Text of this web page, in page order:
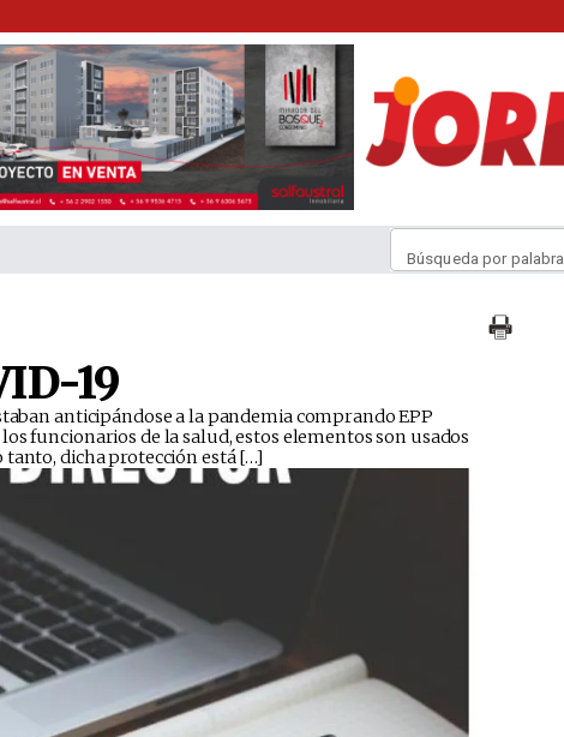
Búsqueda por palabra
19
anticipándose a la pandemia comprando EPP
funcionarios de la salud, estos elementos son usados
dicha protección está […]